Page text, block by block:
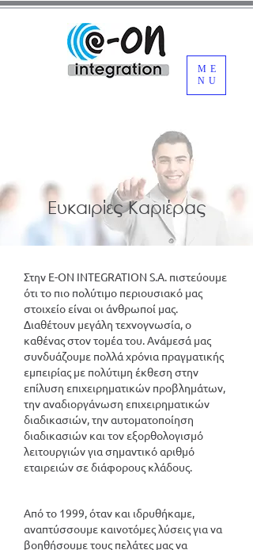
ME
NU
Ευκαιρίες Καριέρας
Στην E-ON INTEGRATION S.A. πιστεύουμε
ότι το πιο πολύτιμο περιουσιακό μας
στοιχείο είναι οι άνθρωποί μας.
Διαθέτουν μεγάλη τεχνογνωσία, ο
καθένας στον τομέα του. Ανάμεσά μας
συνδυάζουμε πολλά χρόνια πραγματικής
εμπειρίας με πολύτιμη έκθεση στην
επίλυση επιχειρηματικών προβλημάτων,
την αναδιοργάνωση επιχειρηματικών
διαδικασιών, την αυτοματοποίηση
διαδικασιών και τον εξορθολογισμό
λειτουργιών για σημαντικό αριθμό
εταιρειών σε διάφορους κλάδους.
Από το 1999, όταν και ιδρυθήκαμε,
αναπτύσσουμε καινοτόμες λύσεις για να
βοηθήσουμε τους πελάτες μας να